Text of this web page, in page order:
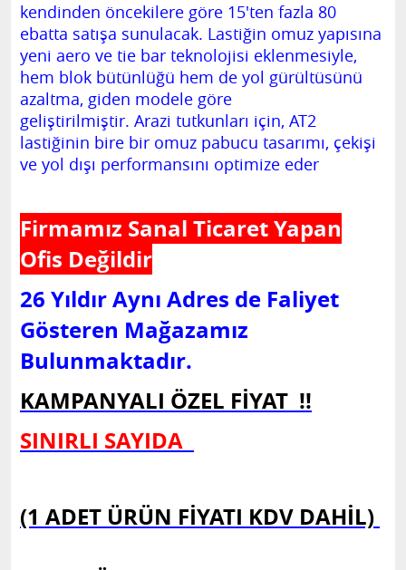
kendinden öncekilere göre 15'ten fazla 80
ebatta satışa sunulacak. Lastiğin omuz yapısına
yeni aero ve tie bar teknolojisi eklenmesiyle,
hem blok bütünlüğü hem de yol gürültüsünü
azaltma, giden modele göre
geliştirilmiştir. Arazi tutkunları için, AT2
lastiğinin bire bir omuz pabucu tasarımı, çekişi
ve yol dışı performansını optimize eder
Firmamız Sanal Ticaret Yapan
Ofis Değildir
26 Yıldır Aynı Adres de Faliyet
Gösteren Mağazamız
Bulunmaktadır.
KAMPANYALI ÖZEL FİYAT !!
SINIRLI SAYIDA
(1 ADET ÜRÜN FİYATI KDV DAHİL)